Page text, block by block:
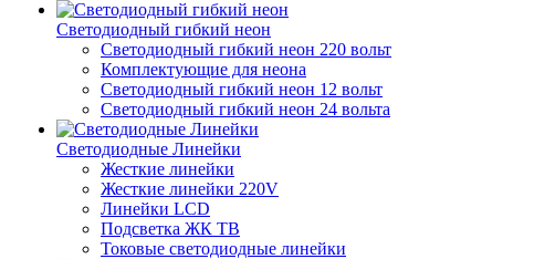
Светодиодный гибкий неон
Светодиодный гибкий неон 220 вольт
Комплектующие для неона
Светодиодный гибкий неон 12 вольт
Светодиодный гибкий неон 24 вольта
Светодиодные Линейки
Жесткие линейки
Жесткие линейки 220V
Линейки LCD
Подсветка ЖК ТВ
Токовые светодиодные линейки